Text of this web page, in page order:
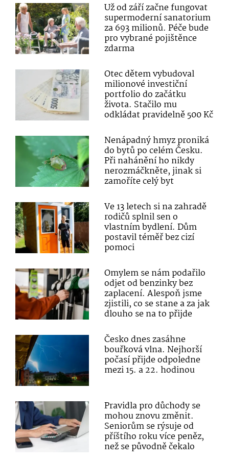
Už od září začne fungovat
supermoderní sanatorium
za 693 milionů. Péče bude
pro vybrané pojištěnce
zdarma
Otec dětem vybudoval
milionové investiční
portfolio do začátku
života. Stačilo mu
odkládat pravidelně 500 Kč
Nenápadný hmyz proniká
do bytů po celém Česku.
Při nahánění ho nikdy
nerozmáčkněte, jinak si
zamoříte celý byt
Ve 13 letech si na zahradě
rodičů splnil sen o
vlastním bydlení. Dům
postavil téměř bez cizí
pomoci
Omylem se nám podařilo
odjet od benzinky bez
zaplacení. Alespoň jsme
zjistili, co se stane a za jak
dlouho se na to přijde
Česko dnes zasáhne
bouřková vlna. Nejhorší
počasí přijde odpoledne
mezi 15. a 22. hodinou
Pravidla pro důchody se
mohou znovu změnit.
Seniorům se rýsuje od
příštího roku více peněz,
než se původně čekalo